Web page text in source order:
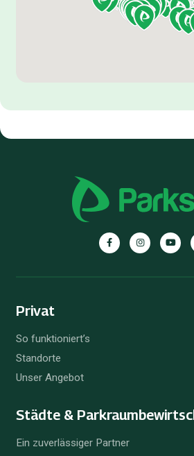
Privat
So funktioniert’s
Standorte
Unser Angebot
Städte &
Ein zuverlässiger Partner